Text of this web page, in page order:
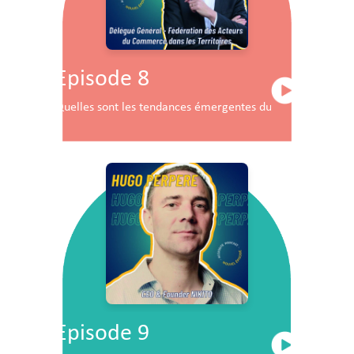
Episode 8
Quelles sont les tendances émergentes du commerce en
Episode 9